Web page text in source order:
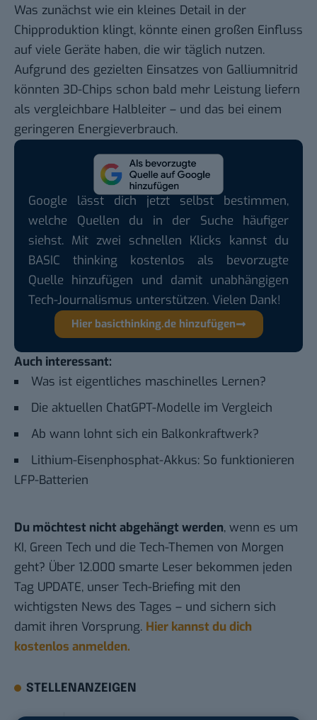
Was zunächst wie ein kleines Detail in der
Chipproduktion klingt, könnte einen großen Einfluss
auf viele Geräte haben, die wir täglich nutzen.
Aufgrund des gezielten Einsatzes von Galliumnitrid
könnten 3D-Chips schon bald mehr Leistung liefern
als vergleichbare Halbleiter – und das bei einem
geringeren Energieverbrauch.
Google lässt dich jetzt selbst bestimmen,
welche Quellen du in der Suche häufiger
siehst. Mit zwei schnellen Klicks kannst du
BASIC thinking kostenlos als bevorzugte
Quelle hinzufügen und damit unabhängigen
Tech-Journalismus unterstützen. Vielen Dank!
Hier basicthinking.de hinzufügen
Auch interessant:
Was ist eigentliches maschinelles Lernen?
Die aktuellen ChatGPT-Modelle im Vergleich
Ab wann lohnt sich ein Balkonkraftwerk?
Lithium-Eisenphosphat-Akkus: So funktionieren
LFP-Batterien
Du möchtest nicht abgehängt werden, wenn es um
KI, Green Tech und die Tech-Themen von Morgen
geht? Über 12.000 smarte Leser bekommen jeden
Tag UPDATE, unser Tech-Briefing mit den
wichtigsten News des Tages – und sichern sich
damit ihren Vorsprung. Hier kannst du dich
kostenlos anmelden.
STELLENANZEIGEN